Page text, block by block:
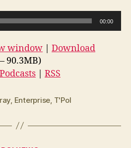
00:00
window | Download
90.3MB)
| RSS
Enterprise T'Pol